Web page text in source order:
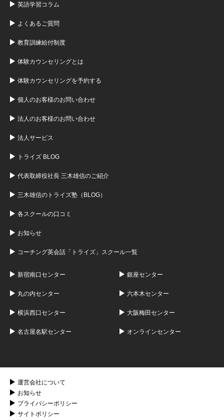
英語学習コラム
よくあるご質問
教育訓練給付制度
体験カウンセリングとは
体験カウンセリングを予約する
個人のお客様のお問い合わせ
法人のお客様のお問い合わせ
法人サービス
トライズ BLOG
代表取締役社長 三木雄信のご紹介
三木雄信のトライズ塾（BLOG）
各スクールの口コミ
お知らせ
コーチング英会話「トライズ」スクール一覧
新宿南口センター 銀座センター
丸の内センター 六本木センター
横浜西口センター 大阪梅田センター
名古屋名駅センター オンラインセンター
運営会社について
お知らせ
プライバシーポリシー
サイトポリシー